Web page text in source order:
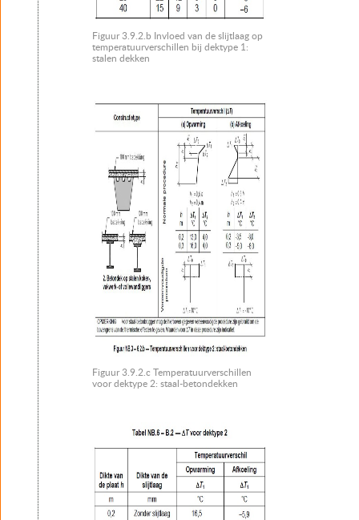
Figuur 3.9.2.b Invloed van de slijtlaag op
temperatuurverschillen bij dektype 1:
stalen dekken
Figuur 3.9.2.c Temperatuurverschillen
voor dektype 2: staal-betondekken